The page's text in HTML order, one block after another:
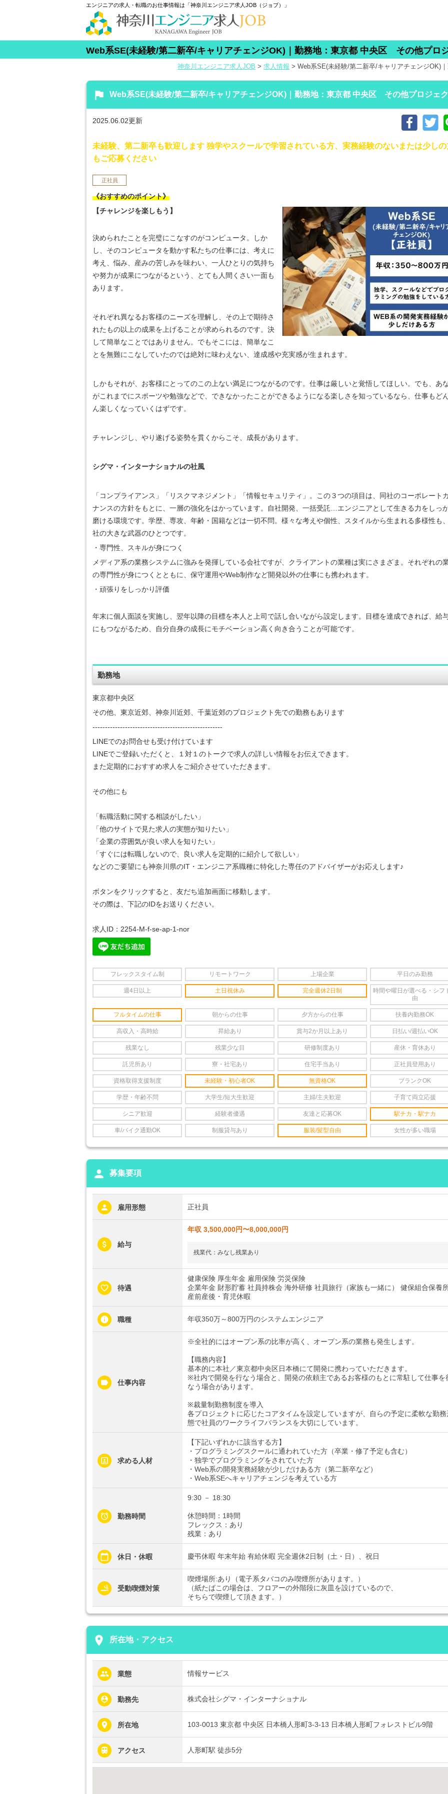
エンジニアの求人・転職のお仕事情報は「神奈川エンジニア求人JOB（ジョブ）」
Web系SE(未経験/第二新卒/キャリアチェンジOK)｜勤務地：東京都 中央区 その他プロ
神奈川エンジニア求人JOB > 求人情報 > Web系SE(未経験/第二新卒/キャリアチェンジOK)
flag Web系SE(未経験/第二新卒/キャリアチェンジOK)｜勤務地：東京都 中央区 その他プロジェ
2025.06.02更新
未経験、第二新卒も歓迎します 独学やスクールで学習されている方、実務経験のないまたは少しの
もご応募ください
正社員
《おすすめのポイント》
【チャレンジを楽しもう】
決められたことを完璧にこなすのがコンピュータ。しか
し、そのコンピュータを動かす私たちの仕事には、考えに
考え、悩み、産みの苦しみを味わい、一人ひとりの気持ち
や努力が成果につながるという、とても人間くさい一面も
あります。
それぞれ異なるお客様のニーズを理解し、その上で期待さ
れたもの以上の成果を上げることが求められるのです。決
して簡単なことではありません。でもそこには、簡単なこ
とを無難にこなしていたのでは絶対に味わえない、達成感や充実感が生まれます。
しかもそれが、お客様にとってのこの上ない満足につながるのです。仕事は厳しいと覚悟してほしい。でも、あ
がこれまでにスポーツや勉強などで、できなかったことができるようになる楽しさを知っているなら、仕事もど
ん楽しくなっていくはずです。
チャレンジし、やり遂げる姿勢を貫くからこそ、成長があります。
シグマ・インターナショナルの社風
「コンプライアンス」「リスクマネジメント」「情報セキュリティ」。この３つの項目は、同社のコーポレート
ナンスの方針をもとに、一層の強化をはかっています。自社開発、一括受託…エンジニアとして生きる力をしっ
磨ける環境です。学歴、専攻、年齢・国籍などは一切不問。様々な考えや個性、スタイルから生まれる多様性も
社の大きな武器のひとつです。
・専門性、スキルが身につく
メディア系の業務システムに強みを発揮している会社ですが、クライアントの業種は実にさまざま。それぞれの
の専門性が身につくとともに、保守運用やWeb制作など開発以外の仕事にも携われます。
・頑張りをしっかり評価
年末に個人面談を実施し、翌年以降の目標を本人と上司で話し合いながら設定します。目標を達成できれば、給
にもつながるため、自分自身の成長にモチベーション高く向き合うことが可能です。
勤務地
東京都中央区
その他、東京近郊、神奈川近郊、千葉近郊のプロジェクト先での勤務もあります
----------------------------------------------------
LINEでのお問合せも受け付けています
LINEでご登録いただくと、１対１のトークで求人の詳しい情報をお伝えできます。
また定期的におすすめ求人をご紹介させていただきます。
その他にも
「転職活動に関する相談がしたい」
「他のサイトで見た求人の実態が知りたい」
「企業の雰囲気が良い求人を知りたい」
「すぐには転職しないので、良い求人を定期的に紹介して欲しい」
などのご要望にも神奈川県のIT・エンジニア系職種に特化した専任のアドバイザーがお応えします♪
ボタンをクリックすると、友だち追加画面に移動します。
その際は、下記のIDをお送りください。
求人ID：2254-M-f-se-ap-1-nor
フレックスタイム制 リモートワーク 上場企業 平日のみ勤務
週4日以上 土日祝休み 完全週休2日制
時間や曜日が選べる・シフ
由
フルタイムの仕事 朝からの仕事 夕方からの仕事 扶養内勤務OK
高収入・高時給 昇給あり 賞与2か月以上あり 日払い/週払いOK
残業なし 残業少な目 研修制度あり 産休・育休あり
託児所あり 寮・社宅あり 住宅手当あり 正社員登用あり
資格取得支援制度 未経験・初心者OK 無資格OK ブランクOK
学歴・年齢不問 大学生/短大生歓迎 主婦/主夫歓迎 子育て両立応援
シニア歓迎 経験者優遇 友達と応募OK 駅チカ・駅ナカ
車/バイク通勤OK 制服貸与あり 服装/髪型自由 女性が多い職場
person 募集要項
雇用形態 正社員
給与
年収 3,500,000円〜8,000,000円
残業代：みなし残業あり
待遇
健康保険 厚生年金 雇用保険 労災保険
企業年金 財形貯蓄 社員持株会 海外研修 社員旅行（家族も一緒に） 健保組合保養
産前産後・育児休暇
職種 年収350万～800万円のシステムエンジニア
仕事内容
※全社的にはオープン系の比率が高く、オープン系の業務も発生します。
【職務内容】
基本的に本社／東京都中央区日本橋にて開発に携わっていただきます。
※社内で開発を行なう場合と、開発の依頼主であるお客様のもとに常駐して仕事を
なう場合があります。
※裁量制勤務制度を導入
各プロジェクトに応じたコアタイムを設定していますが、自らの予定に柔軟な勤務
態で社員のワークライフバランスを大切にしています。
求める人材
【下記いずれかに該当する方】
・プログラミングスクールに通われていた方（卒業・修了予定も含む）
・独学でプログラミングをされていた方
・Web系の開発実務経験が少しだけある方（第二新卒など）
・Web系SEへキャリアチェンジを考えている方
勤務時間
9:30 － 18:30
休憩時間：1時間
フレックス：あり
残業：あり
休日・休暇 慶弔休暇 年末年始 有給休暇 完全週休2日制（土・日）、祝日
受動喫煙対策
喫煙場所:あり（電子系タバコのみ喫煙所があります。）
（紙たばこの場合は、フロアーの外階段に灰皿を設けているので、
そちらで喫煙して頂きます。）
place 所在地・アクセス
業態 情報サービス
勤務先 株式会社シグマ・インターナショナル
所在地 103-0013 東京都 中央区 日本橋人形町3-3-13 日本橋人形町フォレストビル9階
アクセス 人形町駅 徒歩5分